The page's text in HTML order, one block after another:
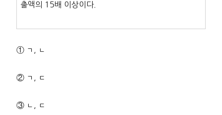
출액의 15배 이상이다.
① ㄱ, ㄴ
② ㄱ, ㄷ
③ ㄴ, ㄷ